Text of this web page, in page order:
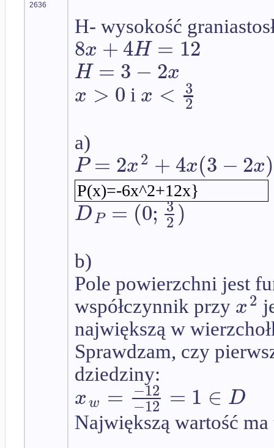
2636
H- wysokość
8x +4H = 12
H = 3 − 2x
x > 0 i x < 3
2
a)
P = 2x2 +4x(3 −2x)
P(x)=-6x^2+12x}
DP =(0; 3
2)
b)
Pole powierzchni jest
współczynnik przy x2
największą w
Sprawdzam, czy
dziedziny:
xw = −12
−12 = 1 ∈ D
Największą wartość